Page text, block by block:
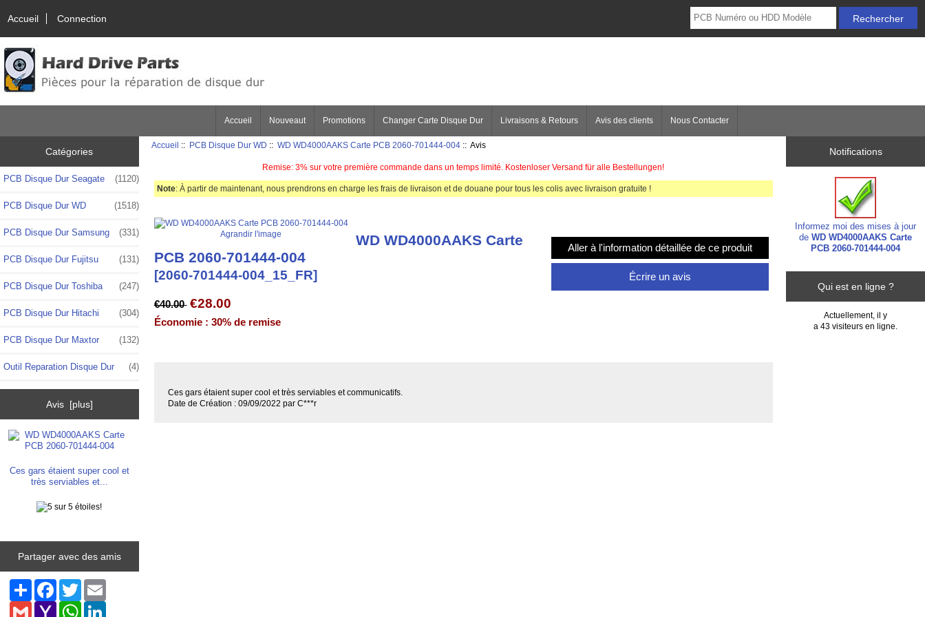
Accueil Connection
Accueil Nouveaut Promotions Changer Carte Disque Dur Livraisons & Retours Avis des clients Nous Contacter
Catégories
PCB Disque Dur Seagate (1120)
PCB Disque Dur WD (1518)
PCB Disque Dur Samsung (331)
PCB Disque Dur Fujitsu (131)
PCB Disque Dur Toshiba (247)
PCB Disque Dur Hitachi (304)
PCB Disque Dur Maxtor (132)
Outil Reparation Disque Dur (4)
Avis [plus]
Ces gars étaient super cool et
très serviables et...
Partager avec des amis
Share Facebook
TwitterEmail
Gmail YahooWhatsAppLinkedIn
Accueil :: PCB Disque Dur WD ::WD WD4000AAKS Carte PCB 2060-701444-004 :: Avis
Remise: 3% sur votre première commande dans un temps limité. Kostenloser Versand für alle Bestellungen!
Note: À partir de maintenant, nous prendrons en charge les frais de livraison et de douane pour tous les colis avec livraison gratuite !
Agrandir l'image
Aller à l'information détaillée de ce produit
Écrire un avis
WD WD4000AAKS Carte
PCB 2060-701444-004
[2060-701444-004_15_FR]
€40.00 €28.00
Économie : 30% de remise
Ces gars étaient super cool et très serviables et communicatifs.
Date de Création : 09/09/2022 par C***r
Notifications
Informez moi des mises à jour
deWD WD4000AAKS Carte
PCB 2060-701444-004
Qui est en ligne ?
Actuellement, il y
a 43 visiteurs en ligne.